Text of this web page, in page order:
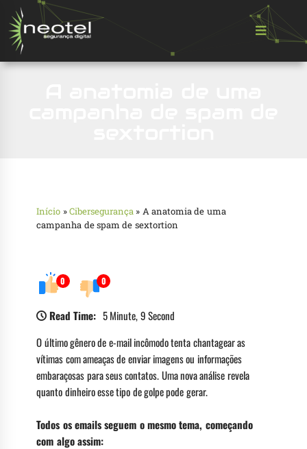
Início »Cibersegurança » A anatomia de uma
campanha de spam de sextortion
0 0
Read Time: 5 Minute, 9 Second
O último gênero de e-mail incômodo tenta chantagear as
vítimas com ameaças de enviar imagens ou informações
embaraçosas para seus contatos. Uma nova análise revela
quanto dinheiro esse tipo de golpe pode gerar.
Todos os emails seguem o mesmo tema, começando
com algo assim: